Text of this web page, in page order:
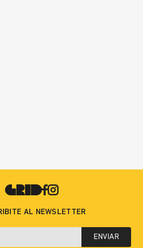
AL NEWSLETTER
ENVIAR